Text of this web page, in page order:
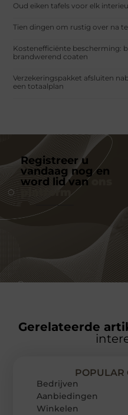
Oud eiken tafels voor elk
Tien dingen om rustig over na
Kostenefficiënte bescherming:
brandwerend coaten
Verzekeringspakket afsluiten
een totaalplan
Registreer u
vandaag nog en
word lid van
platform
Gerelateerde
POPULAR
Bedrijven
Aanbiedingen
Winkelen